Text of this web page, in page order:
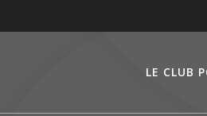
LE CLUB